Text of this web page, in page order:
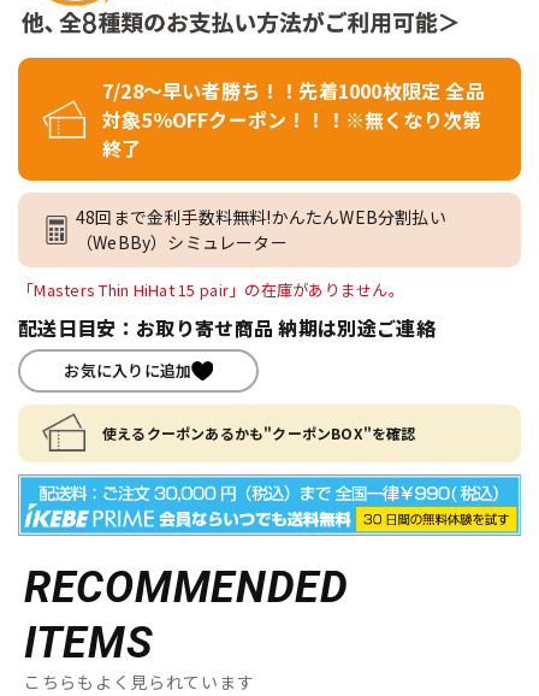
7/28～早い者勝ち！！先着1000枚限定 全品
対象5％OFFクーポン！！！※無くなり次第
終了
48回まで金利手数料無料!かんたんWEB分割払い
（WeBBy）シミュレーター
「Masters Thin HiHat 15 pair」の在庫がありません。
配送日目安：お取り寄せ商品 納期は別途ご連絡
お気に入りに追加
使えるクーポンあるかも"クーポンBOX"を確認
RECOMMENDED
ITEMS
こちらもよく見られています